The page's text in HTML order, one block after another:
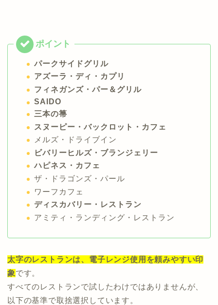
パークサイドグリル
アズーラ・ディ・カプリ
フィネガンズ・パー＆グリル
SAIDO
三本の箒
スヌーピー・バックロット・カフェ
メルズ・ドライブイン
ビバリーヒルズ・ブランジェリー
ハピネス・カフェ
ザ・ドラゴンズ・パール
ワーフカフェ
ディスカバリー・レストラン
アミティ・ランディング・レストラン
太字のレストランは、電子レンジ使用を頼みやすい印
象 です。
すべてのレストランで試したわけではありませんが、
以下の基準で取捨選択しています。